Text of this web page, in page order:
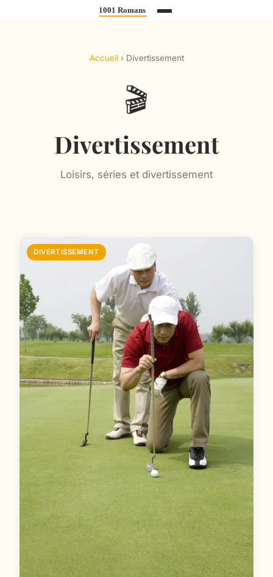
Accueil› Divertissement
🎬
Divertissement
Loisirs, séries et divertissement
DIVERTISSEMENT